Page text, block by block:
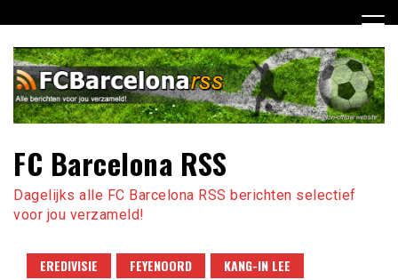
naar
inhoud
FC Barcelona RSS
Dagelijks alle FC Barcelona RSS berichten selectief
voor jou verzameld!
EREDIVISIE FEYENOORD KANG-IN LEE